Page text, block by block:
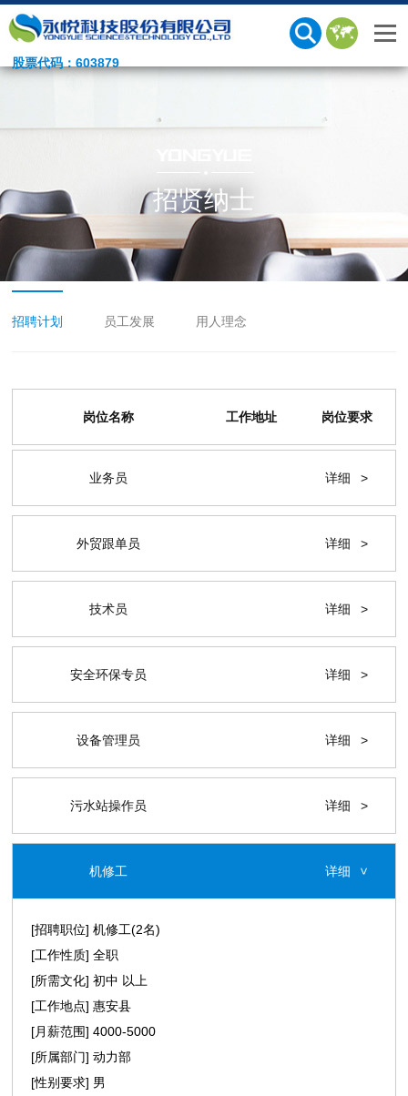
股票代码：603879
招贤纳士
招聘计划 员工发展 用人理念
岗位名称 工作地址 岗位要求
业务员 详细 >
外贸跟单员 详细 >
技术员 详细 >
安全环保专员 详细 >
设备管理员 详细 >
污水站操作员 详细 >
机修工 详细 >
[招聘职位] 机修工(2名)
[工作性质] 全职
[所需文化] 初中 以上
[工作地点] 惠安县
[月薪范围] 4000-5000
[所属部门] 动力部
[性别要求] 男